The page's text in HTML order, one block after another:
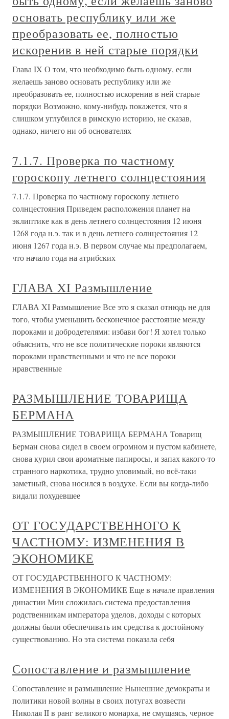
основать республику или же
преобразовать ее, полностью
искоренив в ней старые порядки
Глава IX О том, что необходимо быть одному, если
желаешь заново основать республику или же
преобразовать ее, полностью искоренив в ней старые
порядки Возможно, кому-нибудь покажется, что я
слишком углубился в римскую историю, не сказав,
однако, ничего ни об основателях
7.1.7. Проверка по частному
гороскопу летнего солнцестояния
7.1.7. Проверка по частному гороскопу летнего
солнцестояния Приведем расположения планет на
эклиптике как в день летнего солнцестояния 12 июня
1268 года н.э. так и в день летнего солнцестояния 12
июня 1267 года н.э. В первом случае мы предполагаем,
что начало года на атрибских
ГЛАВА XI Размышление
ГЛАВА XI Размышление Все это я сказал отнюдь не для
того, чтобы уменьшить бесконечное расстояние между
пороками и добродетелями: избави бог! Я хотел только
объяснить, что не все политические пороки являются
пороками нравственными и что не все пороки
нравственные
РАЗМЫШЛЕНИЕ ТОВАРИЩА
БЕРМАНА
РАЗМЫШЛЕНИЕ ТОВАРИЩА БЕРМАНА Товарищ
Берман снова сидел в своем огромном и пустом кабинете,
снова курил свои ароматные папиросы, и запах какого-то
странного наркотика, трудно уловимый, но всё-таки
заметный, снова носился в воздухе. Если вы когда-либо
видали похудевшее
ОТ ГОСУДАРСТВЕННОГО К
ЧАСТНОМУ: ИЗМЕНЕНИЯ В
ЭКОНОМИКЕ
ОТ ГОСУДАРСТВЕННОГО К ЧАСТНОМУ:
ИЗМЕНЕНИЯ В ЭКОНОМИКЕ Еще в начале правления
династии Мин сложилась система предоставления
родственникам императора уделов, доходы с которых
должны были обеспечивать им средства к достойному
существованию. Но эта система показала себя
Сопоставление и размышление
Сопоставление и размышление Нынешние демократы и
политики новой волны в своих потугах возвести
Николая II в ранг великого монарха, не смущаясь, черное